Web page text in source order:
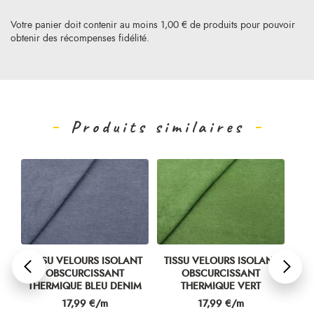
Votre panier doit contenir au moins 1,00 € de produits pour pouvoir
obtenir des récompenses fidélité.
Produits similaires
TISSU VELOURS ISOLANT
OBSCURCISSANT
THERMIQUE BLEU DENIM
Prix
17,99 €/m
TISSU VELOURS ISOLANT
OBSCURCISSANT
THERMIQUE VERT
Prix
17,99 €/m